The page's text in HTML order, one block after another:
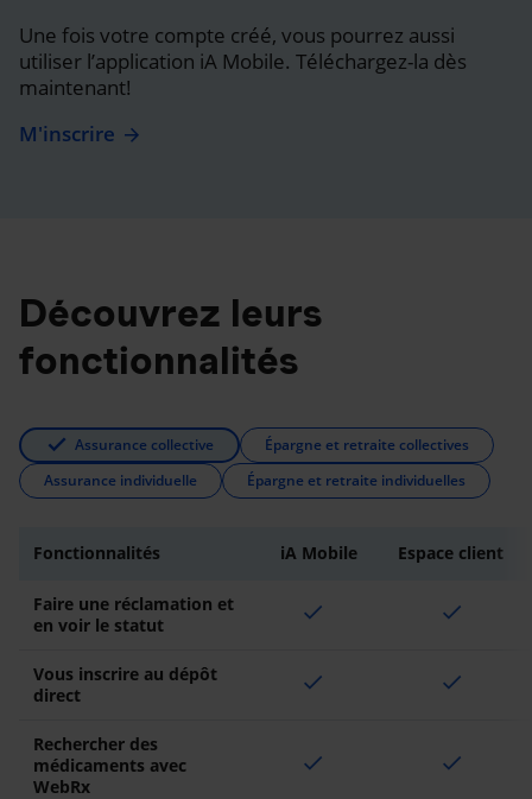
Une fois votre compte créé, vous pourrez aussi
utiliser l’application iA Mobile. Téléchargez-la dès
maintenant!
M'inscrire
Découvrez leurs
fonctionnalités
Assurance collective
Épargne et retraite collectives
Assurance individuelle
Épargne et retraite individuelles
Fonctionnalités iA Mobile Espace client
Faire une réclamation et
en voir le statut
check check
Vous inscrire au dépôt
direct
check check
Rechercher des
médicaments avec
WebRx
check check